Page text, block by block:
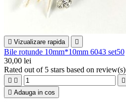
 Vizualizare rapida 
Bile rotunde 10mm*10mm 6043 set50
30,00 lei
Rated out of 5 stars based on review(s)
  
 Adauga in cos